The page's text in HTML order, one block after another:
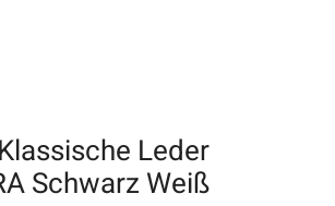
Leder
Schwarz Weiß